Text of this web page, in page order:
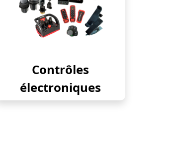
Contrôles
électroniques